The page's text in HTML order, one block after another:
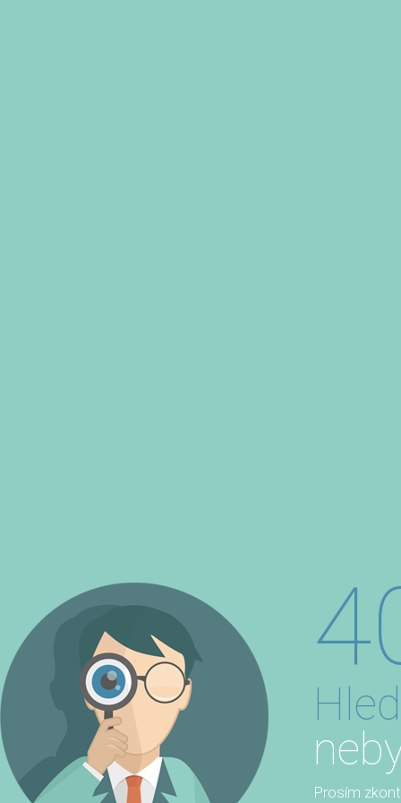
Prosím